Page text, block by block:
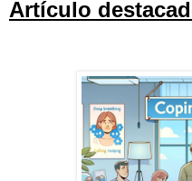
Artículo